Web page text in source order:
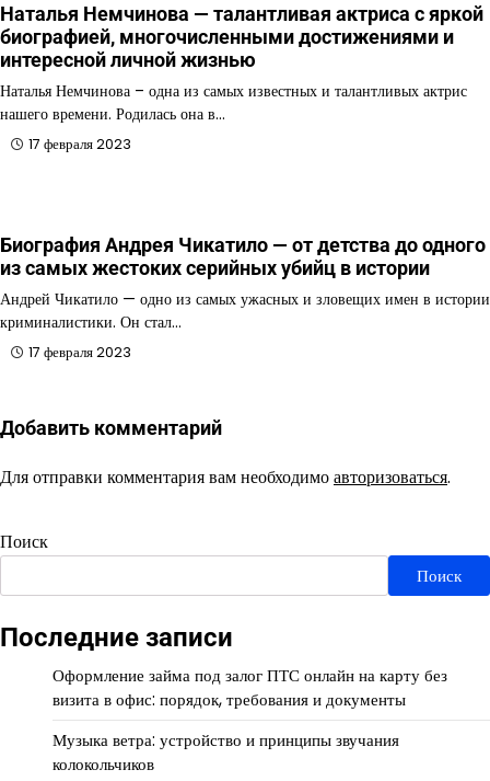
Наталья Немчинова — талантливая актриса с яркой
биографией, многочисленными достижениями и
интересной личной жизнью
Наталья Немчинова – одна из самых известных и талантливых актрис
нашего времени. Родилась она в…
17 февраля 2023
Биография Андрея Чикатило — от детства до одного
из самых жестоких серийных убийц в истории
Андрей Чикатило — одно из самых ужасных и зловещих имен в истории
криминалистики. Он стал…
17 февраля 2023
Добавить комментарий
Для отправки комментария вам необходимоавторизоваться.
Поиск
Поиск
Последние записи
Оформление займа под залог ПТС онлайн на карту без
визита в офис: порядок, требования и документы
Музыка ветра: устройство и принципы звучания
колокольчиков